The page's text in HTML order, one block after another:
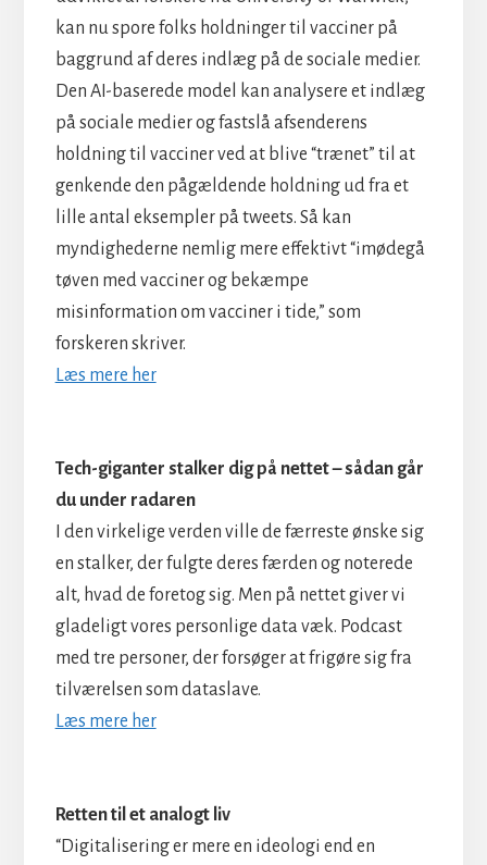
kan nu spore folks holdninger til vacciner på
baggrund af deres indlæg på de sociale medier.
Den AI-baserede model kan analysere et indlæg
på sociale medier og fastslå afsenderens
holdning til vacciner ved at blive “trænet” til at
genkende den pågældende holdning ud fra et
lille antal eksempler på tweets. Så kan
myndighederne nemlig mere effektivt “imødegå
tøven med vacciner og bekæmpe
misinformation om vacciner i tide,” som
forskeren skriver.
Læs mere her
Tech-giganter stalker dig på nettet – sådan går
du under radaren
I den virkelige verden ville de færreste ønske sig
en stalker, der fulgte deres færden og noterede
alt, hvad de foretog sig. Men på nettet giver vi
gladeligt vores personlige data væk. Podcast
med tre personer, der forsøger at frigøre sig fra
tilværelsen som dataslave.
Læs mere her
Retten til et analogt liv
“Digitalisering er mere en ideologi end en